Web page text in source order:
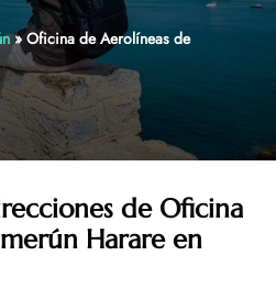
»Oficina de Aerolíneas de
de Oficina
Harare en